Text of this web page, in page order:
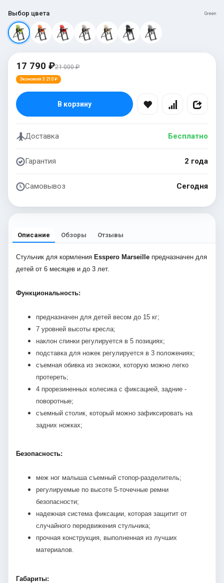
Выбор цвета Green
17 790 ₽21 000 ₽
Экономия 3 210 ₽
В корзину
Доставка Бесплатно
Гарантия 2 года
Самовывоз Сегодня
Описание Обзоры Отзывы
Стульчик для кормления Esspero Marseille предназначен для
детей от 6 месяцев и до 3 лет.
Функциональность:
предназначен для детей весом до 15 кг;
7 уровней высоты кресла;
наклон спинки регулируется в 5 позициях;
подставка для ножек регулируется в 3 положениях;
съемная обивка из экокожи, которую можно легко
протереть;
4 прорезиненных колесика с фиксацией, задние -
поворотные;
съемный столик, который можно зафиксировать на
задних ножках;
Безопасность:
меж ног малыша съемный стопор-разделитель;
регулируемые по высоте 5-точечные ремни
безопасности;
надежная система фиксации, которая защитит от
случайного передвижения стульчика;
прочная конструкция, выполненная из лучших
материалов.
Габариты: